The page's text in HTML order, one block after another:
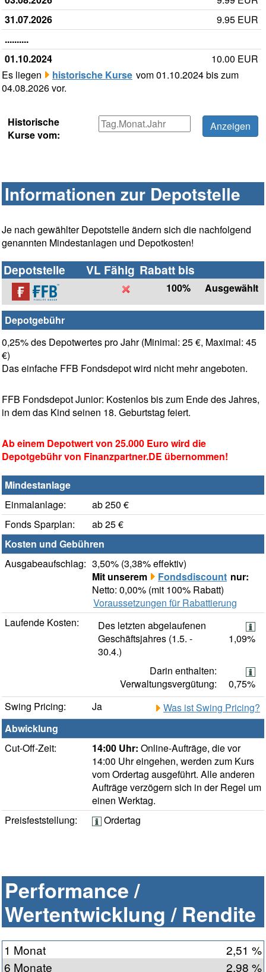
31.07.2026
9.95 EUR
..........
01.10.2024
10.00 EUR
Es liegen
historische Kurse vom 01.10.2024 bis zum
04.08.2026 vor.
Historische
Kurse vom:
Informationen zur Depotstelle
Je nach gewählter Depotstelle ändern sich die nachfolgend
genannten Mindestanlagen und Depotkosten!
Depotstelle VL Fähig Rabatt bis
100% Ausgewählt
Depotgebühr
0,25% des Depotwertes pro Jahr (Minimal: 25 €, Maximal: 45
€)
Das einfache FFB Fondsdepot wird nicht mehr angeboten.
FFB Fondsdepot Junior: Kostenlos bis zum Ende des Jahres,
in dem das Kind seinen 18. Geburtstag feiert.
Ab einem Depotwert von 25.000 Euro wird die
Depotgebühr von Finanzpartner.DE übernommen!
Mindestanlage
Einmalanlage:
ab 250 €
Fonds Sparplan:
ab 25 €
Kosten und Gebühren
Ausgabeaufschlag: 3,50% (3,38% effektiv)
Mit unserem
Fondsdiscount nur:
Netto: 0,00% (mit 100% Rabatt)
Voraussetzungen für Rabattierung
Laufende Kosten:
Des letzten abgelaufenen
Geschäftsjahres (1.5. -
30.4.)
1,09%
Darin enthalten:
Verwaltungsvergütung:
0,75%
Swing Pricing:
Ja
Was ist Swing Pricing?
Abwicklung
Cut-Off-Zeit:
14:00 Uhr: Online-Aufträge, die vor
14:00 Uhr eingehen, werden zum Kurs
vom Ordertag ausgeführt. Alle anderen
Aufträge verzögern sich in der Regel um
einen Werktag.
Preisfeststellung:
Ordertag
Performance /
Wertentwicklung / Rendite
1 Monat
2,51 %
6 Monate
2,98 %